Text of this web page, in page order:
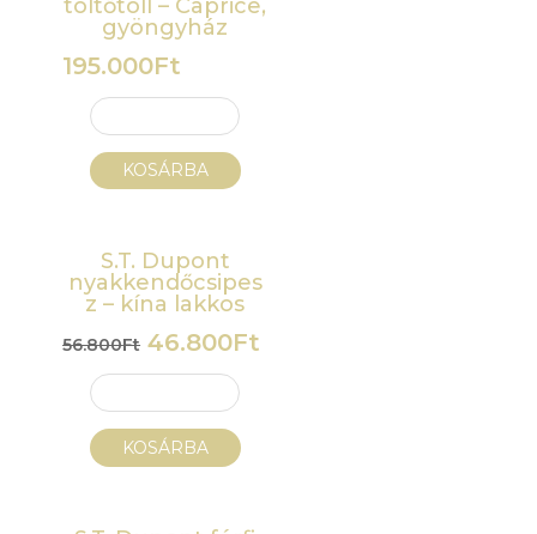
töltőtoll – Caprice,
gyöngyház
195.000Ft
KOSÁRBA
S.T. Dupont
nyakkendőcsipes
z – kína lakkos
56.800Ft Original
price
was:
56.800Ft.
46.800Ft
KOSÁRBA